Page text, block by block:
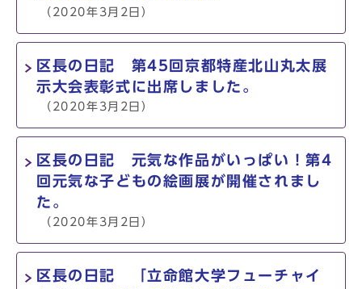
（2020年3月2日）
区長の日記 第45回京都特産北山丸太展
示大会表彰式に出席しました。
（2020年3月2日）
区長の日記 元気な作品がいっぱい！第4
回元気な子どもの絵画展が開催されまし
た。
（2020年3月2日）
区長の日記 「立命館大学フューチャイ